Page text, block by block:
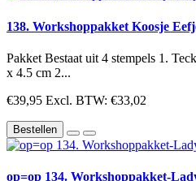
138. Workshoppakket Koosje
Pakket Bestaat uit 4 stempels 1.
x 4.5 cm 2...
€39,95 Excl. BTW: €33,02
Bestellen
op=op 134. Workshoppakket-